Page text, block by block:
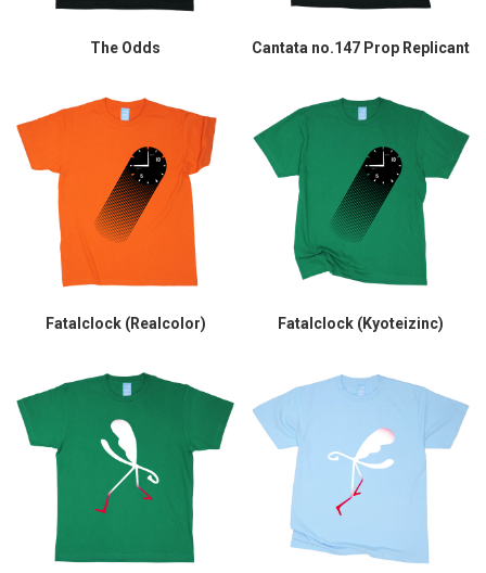
The Odds Cantata no.147 Prop Replicant
Fatalclock (Realcolor) Fatalclock (Kyoteizinc)